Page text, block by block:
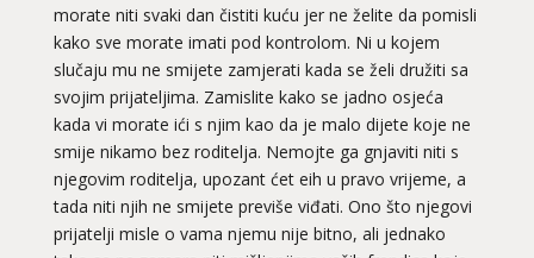
morate niti svaki dan čistiti kuću jer ne želite da pomisli
kako sve morate imati pod kontrolom. Ni u kojem
slučaju mu ne smijete zamjerati kada se želi družiti sa
svojim prijateljima. Zamislite kako se jadno osjeća
kada vi morate ići s njim kao da je malo dijete koje ne
smije nikamo bez roditelja. Nemojte ga gnjaviti niti s
njegovim roditelja, upozant ćet eih u pravo vrijeme, a
tada niti njih ne smijete previše viđati. Ono što njegovi
prijatelji misle o vama njemu nije bitno, ali jednako